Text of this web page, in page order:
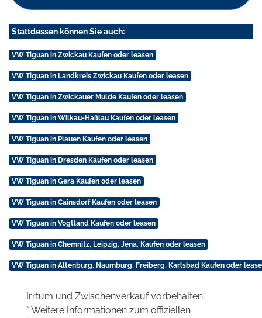
Stattdessen können Sie auch:
VW Tiguan in Zwickau Kaufen oder leasen
VW Tiguan in Landkreis Zwickau Kaufen oder leasen
VW Tiguan in Zwickauer Mulde Kaufen oder leasen
VW Tiguan in Wilkau-Haßlau Kaufen oder leasen
VW Tiguan in Plauen Kaufen oder leasen
VW Tiguan in Dresden Kaufen oder leasen
VW Tiguan in Gera Kaufen oder leasen
VW Tiguan in Cainsdorf Kaufen oder leasen
VW Tiguan in Vogtland Kaufen oder leasen
VW Tiguan in Chemnitz, Leipzig, Jena, Kaufen oder leasen
VW Tiguan in Altenburg, Naumburg, Freiberg, Karlsbad Kaufen oder
Irrtum und Zwischenverkauf vorbehalten.
* Weitere Informationen zum offiziellen